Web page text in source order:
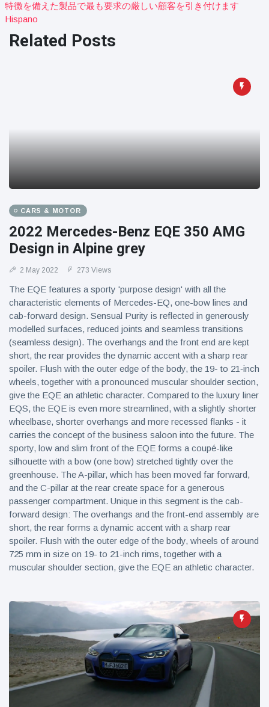
特徴を備えた製品で最も要求の厳しい顧客を引き付けます
Hispano
Related Posts
CARS & MOTOR
2022 Mercedes-Benz EQE 350 AMG
Design in Alpine grey
2 May 2022 273 Views
The EQE features a sporty 'purpose design' with all the
characteristic elements of Mercedes-EQ, one-bow lines and
cab-forward design. Sensual Purity is reflected in generously
modelled surfaces, reduced joints and seamless transitions
(seamless design). The overhangs and the front end are kept
short, the rear provides the dynamic accent with a sharp rear
spoiler. Flush with the outer edge of the body, the 19- to 21‑inch
wheels, together with a pronounced muscular shoulder section,
give the EQE an athletic character. Compared to the luxury liner
EQS, the EQE is even more streamlined, with a slightly shorter
wheelbase, shorter overhangs and more recessed flanks - it
carries the concept of the business saloon into the future. The
sporty, low and slim front of the EQE forms a coupé-like
silhouette with a bow (one bow) stretched tightly over the
greenhouse. The A-pillar, which has been moved far forward,
and the C-pillar at the rear create space for a generous
passenger compartment. Unique in this segment is the cab-
forward design: The overhangs and the front-end assembly are
short, the rear forms a dynamic accent with a sharp rear
spoiler. Flush with the outer edge of the body, wheels of around
725 mm in size on 19- to 21-inch rims, together with a
muscular shoulder section, give the EQE an athletic character.